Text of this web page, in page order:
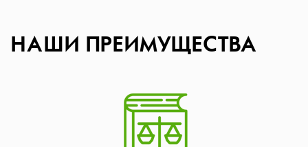
НАШИ ПРЕИМУЩЕСТВА